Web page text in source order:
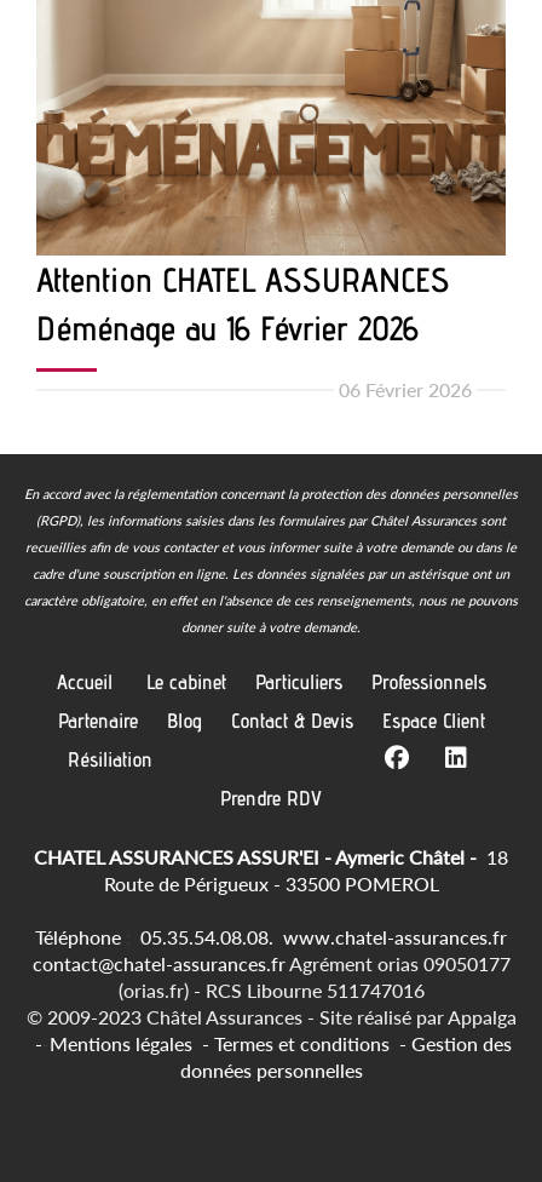
Attention CHATEL ASSURANCES
Déménage au 16 Février 2026
06 Février 2026
En accord avec la réglementation concernant la protection des données personnelles
(RGPD), les informations saisies dans les formulaires par Châtel Assurances sont
recueillies afin de vous contacter et vous informer suite à votre demande ou dans le
cadre d'une souscription en ligne. Les données signalées par un astérisque ont un
caractère obligatoire, en effet en l'absence de ces renseignements, nous ne pouvons
donner suite à votre demande.
Accueil Le cabinet Particuliers
Professionnels
Partenaire
Blog Contact & Devis
Espace Client
Résiliation
Prendre RDV
CHATEL ASSURANCES ASSUR'EI - Aymeric Châtel - 18
Route de Périgueux - 33500 POMEROL
Téléphone 05.35.54.08.08.
www.chatel-assurances.fr
contact@chatel-assurances.fr Agrément orias 09050177
(orias.fr) - RCS Libourne 511747016
© 2009-2023 Châtel Assurances - Site réalisé par Appalga
- Mentions légales - Termes et conditions - Gestion des
données personnelles